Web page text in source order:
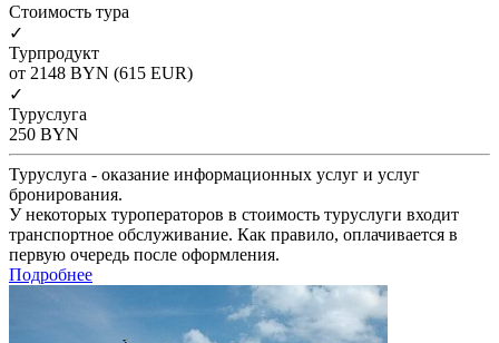
Cтоимость тура
✓
Турпродукт
от 2148 BYN (615 EUR)
✓
Туруслуга
250 BYN
Туруслуга - оказание информационных услуг и услуг
бронирования.
У некоторых туроператоров в стоимость туруслуги входит
транспортное обслуживание. Как правило, оплачивается в
первую очередь после оформления.
Подробнее